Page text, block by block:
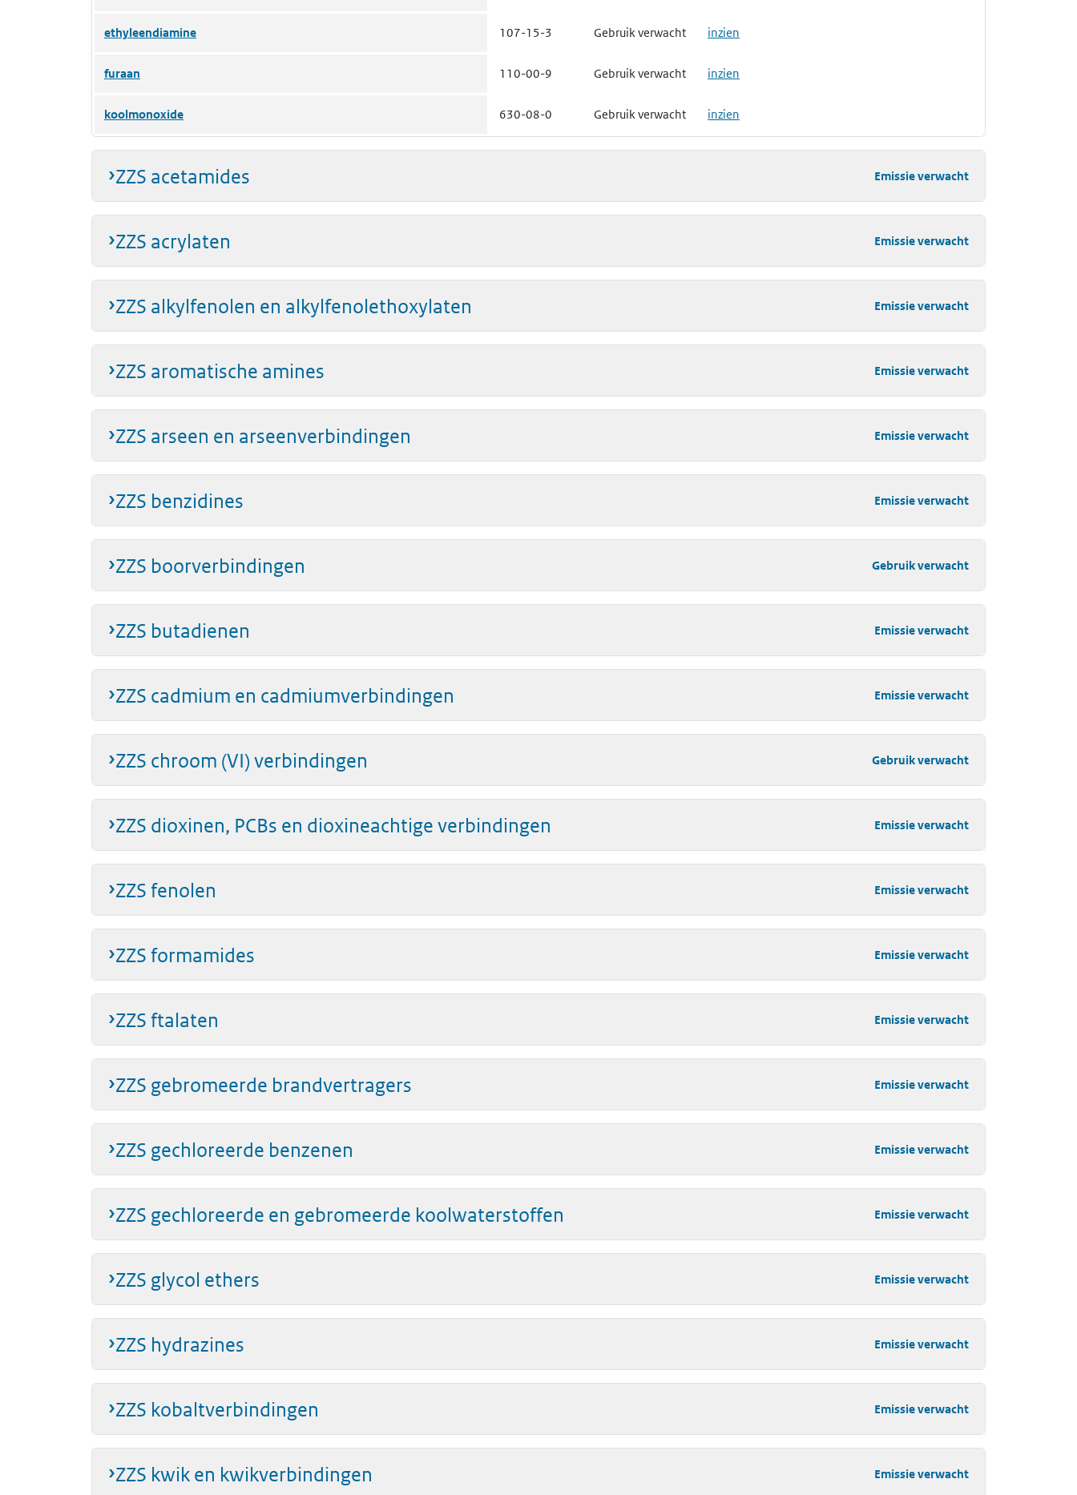
ethyleendiamine 107-15-3 Gebruik verwacht inzien
furaan 110-00-9 Gebruik verwacht inzien
koolmonoxide 630-08-0 Gebruik verwacht inzien
ZZS acetamides Emissie verwacht
ZZS acrylaten Emissie verwacht
ZZS alkylfenolen en alkylfenolethoxylaten Emissie verwacht
ZZS aromatische amines Emissie verwacht
ZZS arseen en arseenverbindingen Emissie verwacht
ZZS benzidines Emissie verwacht
ZZS boorverbindingen Gebruik verwacht
ZZS butadienen Emissie verwacht
ZZS cadmium en cadmiumverbindingen Emissie verwacht
ZZS chroom (VI) verbindingen Gebruik verwacht
ZZS dioxinen, PCBs en dioxineachtige verbindingen Emissie verwacht
ZZS fenolen Emissie verwacht
ZZS formamides Emissie verwacht
ZZS ftalaten Emissie verwacht
ZZS gebromeerde brandvertragers Emissie verwacht
ZZS gechloreerde benzenen Emissie verwacht
ZZS gechloreerde en gebromeerde koolwaterstoffen Emissie verwacht
ZZS glycol ethers Emissie verwacht
ZZS hydrazines Emissie verwacht
ZZS kobaltverbindingen Emissie verwacht
ZZS kwik en kwikverbindingen Emissie verwacht